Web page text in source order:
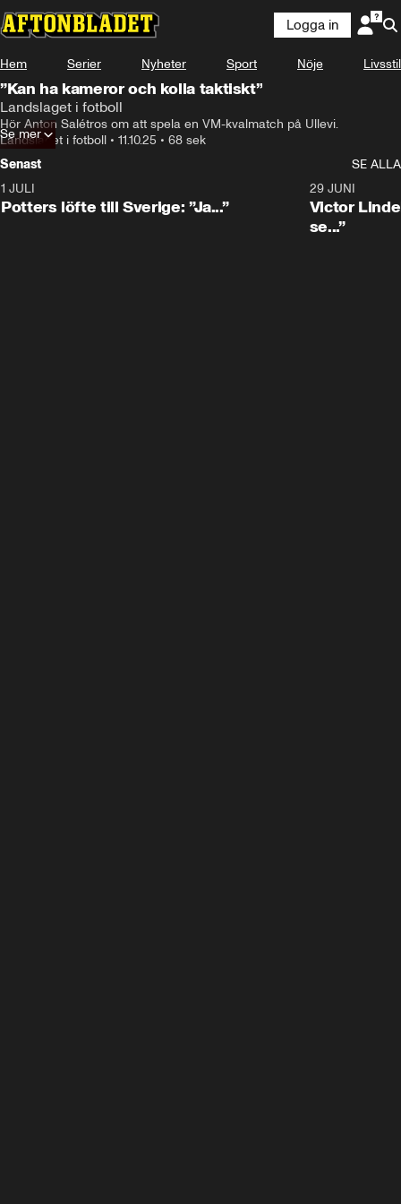
Logga in
Hem Serier Nyheter Sport Nöje Livsstil
”Kan ha kameror och kolla taktiskt”
Landslaget i fotboll
Hör Anton Salétros om att spela en VM-kvalmatch på Ullevi.
Landslaget i fotboll • 11.10.25 • 68 sek
Se mer
Senast
SE ALLA
1 JULI
Potters löfte till Sverige: ”Ja...”
29 JUNI
Victor
se...”